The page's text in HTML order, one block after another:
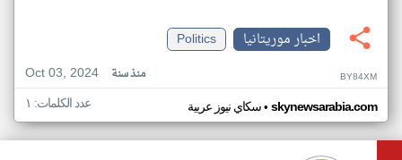
اخبار موريتانيا
Politics
Oct 03, 2024
منذ سنة BY84XM
سكاي نيوز عربية• skynewsarabia.com عدد الكلمات: ١